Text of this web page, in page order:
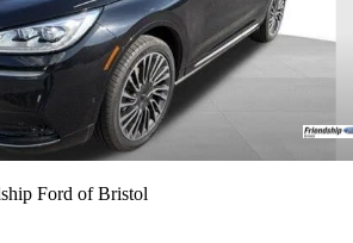
Ford of Bristol